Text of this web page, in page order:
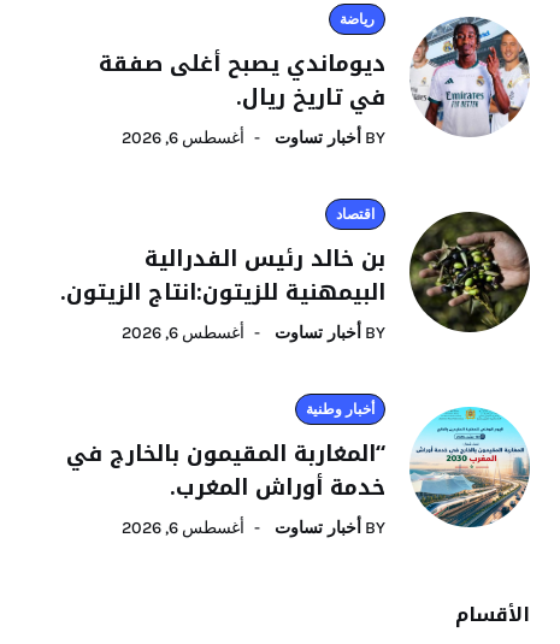
رياضة
ديوماندي يصبح أغلى صفقة
في تاريخ ريال.
BY أخبار تساوت أغسطس 6, 2026
اقتصاد
بن خالد رئيس الفدرالية
البيمهنية للزيتون:انتاج الزيتون.
BY أخبار تساوت أغسطس 6, 2026
أخبار وطنية
“المغاربة المقيمون بالخارج في
خدمة أوراش المغرب.
BY أخبار تساوت أغسطس 6, 2026
الأقسام